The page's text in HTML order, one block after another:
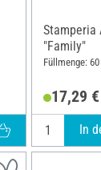
Stamperia
"Family"
Füllmenge:
17,29 €
In